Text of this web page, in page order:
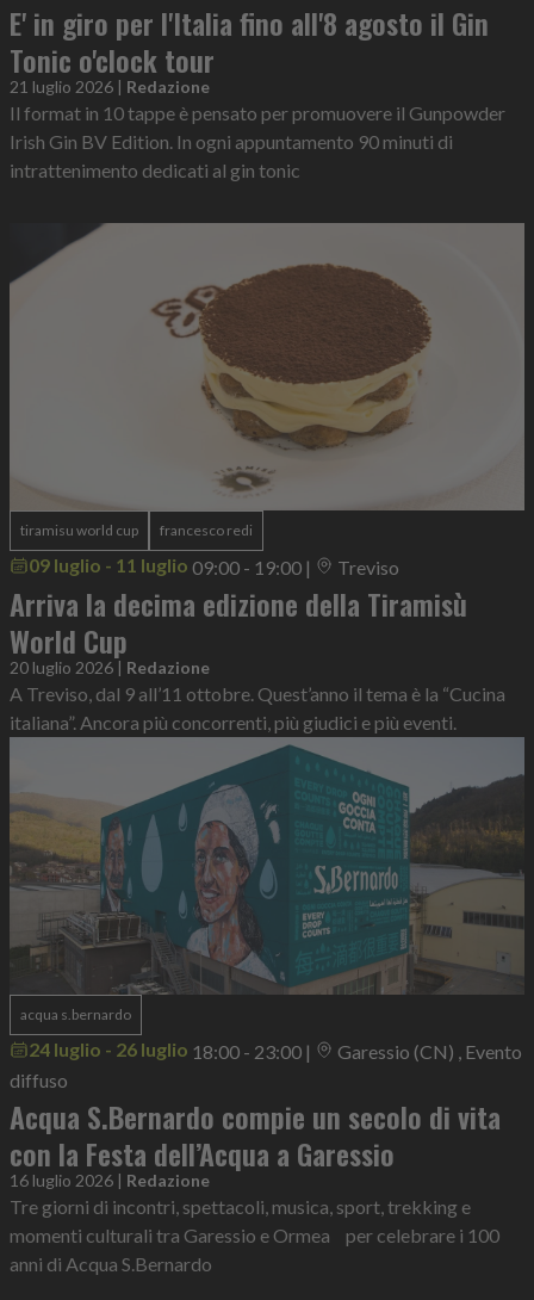
E' in giro per l'Italia fino all'8 agosto il Gin
Tonic o'clock tour
21 luglio 2026 | Redazione
Il format in 10 tappe è pensato per promuovere il Gunpowder
Irish Gin BV Edition. In ogni appuntamento 90 minuti di
intrattenimento dedicati al gin tonic
tiramisu world cup francesco redi
09 luglio - 11 luglio 09:00 - 19:00 | Treviso
Arriva la decima edizione della Tiramisù
World Cup
20 luglio 2026 | Redazione
A Treviso, dal 9 all’11 ottobre. Quest’anno il tema è la “Cucina
italiana”. Ancora più concorrenti, più giudici e più eventi.
acqua s.bernardo
24 luglio - 26 luglio 18:00 - 23:00 |
Garessio (CN) , Evento
diffuso
Acqua S.Bernardo compie un secolo di vita
con la Festa dell’Acqua a Garessio
16 luglio 2026 | Redazione
Tre giorni di incontri, spettacoli, musica, sport, trekking e
momenti culturali tra Garessio e Ormea per celebrare i 100
anni di Acqua S.Bernardo